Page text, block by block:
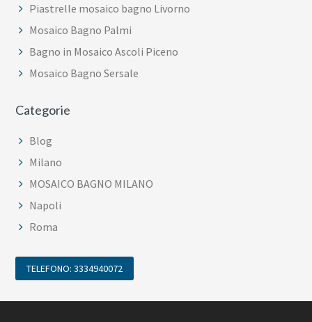
Piastrelle mosaico bagno Livorno
Mosaico Bagno Palmi
Bagno in Mosaico Ascoli Piceno
Mosaico Bagno Sersale
Categorie
Blog
Milano
MOSAICO BAGNO MILANO
Napoli
Roma
TELEFONO: 3334940072